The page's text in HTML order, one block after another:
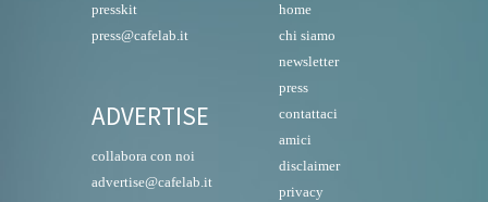
presskit
press@cafelab.it
ADVERTISE
collabora con noi
advertise@cafelab.it
home
chi siamo
newsletter
press
contattaci
amici
disclaimer
privacy